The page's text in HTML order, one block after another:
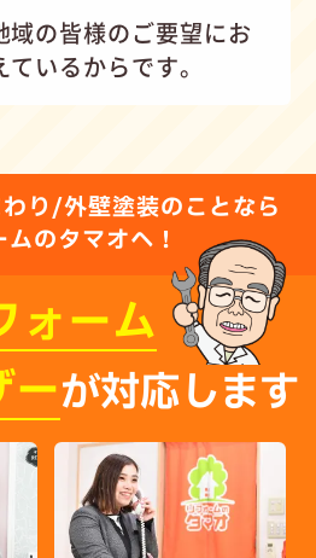
域の皆様のご要望にお
いるからです。
り/外壁塗装のことなら
ムのタマオへ！
ォーム
ーが対応します